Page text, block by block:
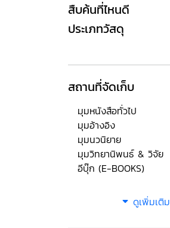
สืบค้นที่ไหนดี
ประเภทวัสดุ
สถานที่จัดเก็บ
มุมหนังสือทั่วไป
มุมอ้างอิง
มุมนวนิยาย
มุมวิทยานิพนธ์ & วิจัย
อีบุ๊ก (E-BOOKS)
ดูเพิ่มเติม